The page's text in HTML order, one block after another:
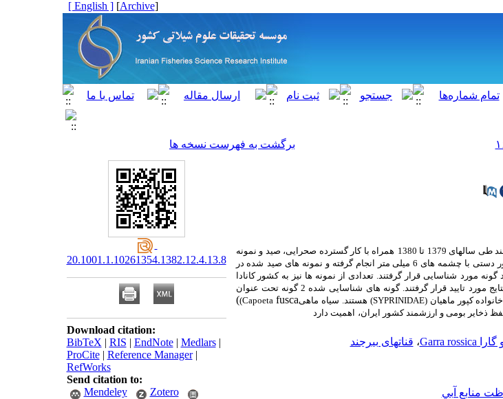
[
Archive
]
[ English ]
برگشت به فهرست نسخه ها
1379 تا 1380
همراه با کار گسترده صحرایی، صید و نمونه
6 میلی متر انجام گرفته و نمونه های صید
شده در
شناسایی قرار گرفتند. تعدادی از نمونه ها نیز به کشور کانادا
مورد تایید قرار گرفتند. گونه های شناسایی
شده 2 گونه تحت عنوان
خانواده کپور ماهیان(SYPRINIDAE) هستند. سیاه ماهی (Capoeta fusca
)
ذخایر بومی و ارزشمند کشور ایران، اهمیت دارد
، قناتهای بیرجند
منابع آبي
20.1001.1.10261354.1382.12.4.13.8
Download citation:
BibTeX | RIS | EndNote| Medlars|
ProCite| Reference Manager|
RefWorks
Send citation to:
Mendeley
Zotero